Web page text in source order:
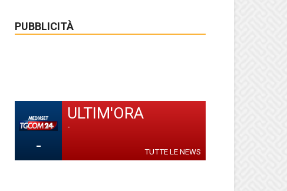
PUBBLICITÀ
-
ULTIM'ORA
-
TUTTE LE NEWS